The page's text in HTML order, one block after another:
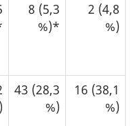
8 (5,3
%)*
2 (4,8
%)
43 (28,3
%)
16 (38,1
%)